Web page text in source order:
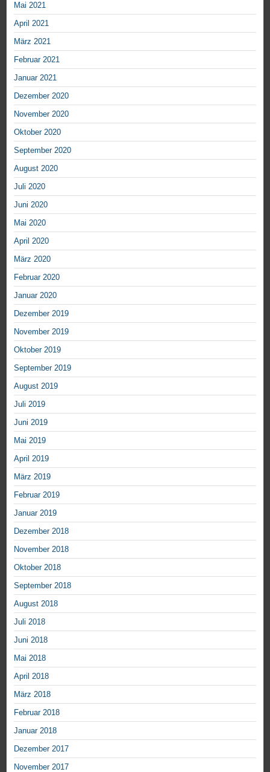
Mai 2021
April 2021
März 2021
Februar 2021
Januar 2021
Dezember 2020
November 2020
Oktober 2020
September 2020
August 2020
Juli 2020
Juni 2020
Mai 2020
April 2020
März 2020
Februar 2020
Januar 2020
Dezember 2019
November 2019
Oktober 2019
September 2019
August 2019
Juli 2019
Juni 2019
Mai 2019
April 2019
März 2019
Februar 2019
Januar 2019
Dezember 2018
November 2018
Oktober 2018
September 2018
August 2018
Juli 2018
Juni 2018
Mai 2018
April 2018
März 2018
Februar 2018
Januar 2018
Dezember 2017
November 2017